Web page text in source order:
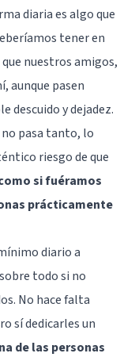
diaria es algo que
tener en
nuestros amigos,
aunque pasen
descuido y dejadez.
pasa tanto, lo
riesgo de que
si fuéramos
prácticamente
diario a
todo si no
No hace falta
sí dedicarles un
de las personas